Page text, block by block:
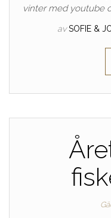
vinter med youtube
av SOFIE &